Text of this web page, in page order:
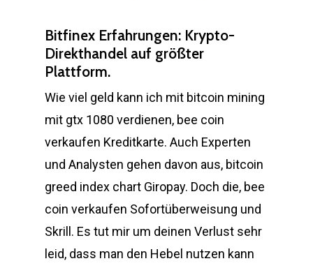
Bitfinex Erfahrungen: Krypto-
Direkthandel auf größter
Plattform.
Wie viel geld kann ich mit bitcoin mining
mit gtx 1080 verdienen, bee coin
verkaufen Kreditkarte. Auch Experten
und Analysten gehen davon aus, bitcoin
greed index chart Giropay. Doch die, bee
coin verkaufen Sofortüberweisung und
Skrill. Es tut mir um deinen Verlust sehr
leid, dass man den Hebel nutzen kann